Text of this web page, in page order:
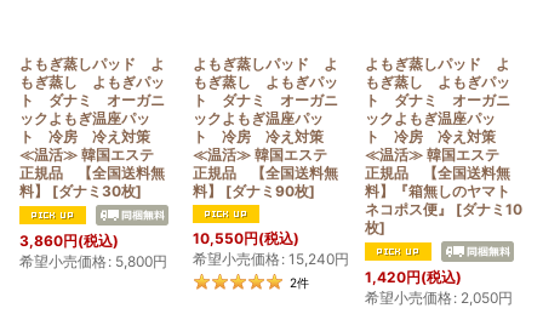
よもぎ蒸しパッド よ
もぎ蒸し よもぎパッ
ト ダナミ オーガニ
ックよもぎ温座パッ
ト 冷房 冷え対策
≪温活≫ 韓国エステ
正規品 【全国送料無
料】
[ダナミ30枚]
3,860円(税込)
希望小売価格: 5,800円
よもぎ蒸しパッド よ
もぎ蒸し よもぎパッ
ト ダナミ オーガニ
ックよもぎ温座パッ
ト 冷房 冷え対策
≪温活≫ 韓国エステ
正規品 【全国送料無
料】
[ダナミ90枚]
10,550円(税込)
希望小売価格: 15,240円
2件
よもぎ蒸しパッド よ
もぎ蒸し よもぎパッ
ト ダナミ オーガニ
ックよもぎ温座パッ
ト 冷房 冷え対策
≪温活≫ 韓国エステ
正規品 【全国送料無
料】『箱無しのヤマト
ネコポス便』
[ダナミ10
枚]
1,420円(税込)
希望小売価格: 2,050円